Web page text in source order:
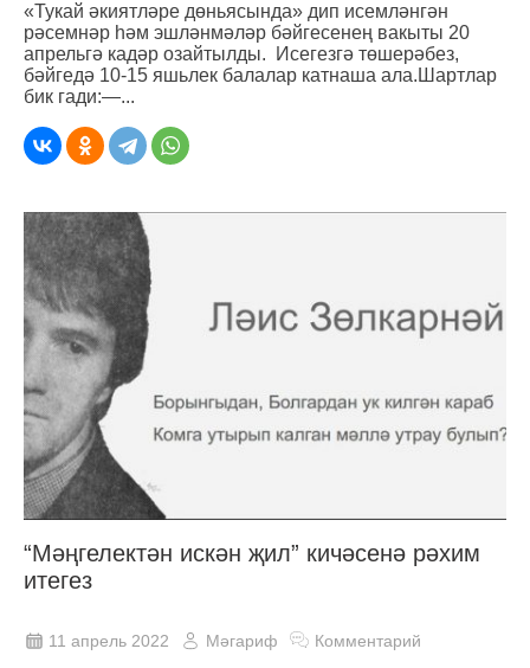
«Тукай әкиятләре дөньясында» дип исемләнгән
рәсемнәр һәм эшләнмәләр бәйгесенең вакыты 20
апрельгә кадәр озайтылды. Исегезгә төшерәбез,
бәйгедә 10-15 яшьлек балалар катнаша ала.Шартлар
бик гади:—...
“Мәңгелектән искән җил” кичәсенә рәхим
итегез
11 апрель 2022 Мәгариф Комментарий